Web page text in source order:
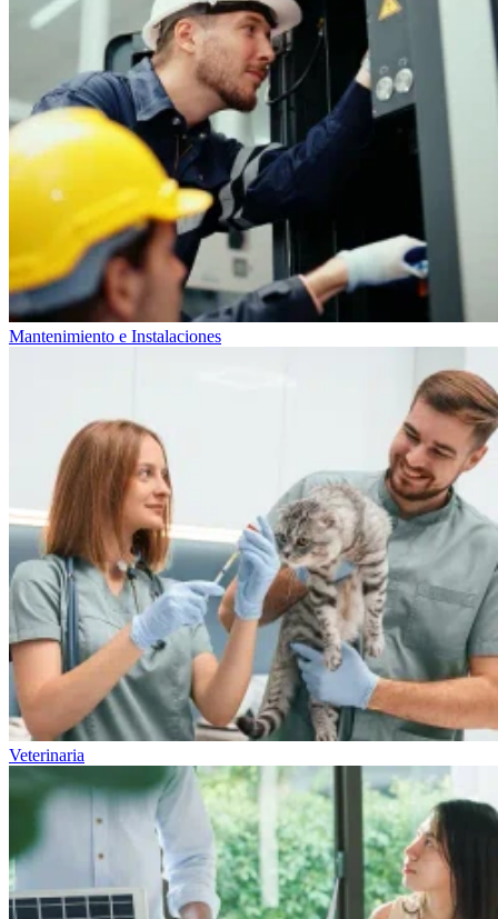
Mantenimiento e Instalaciones
Veterinaria